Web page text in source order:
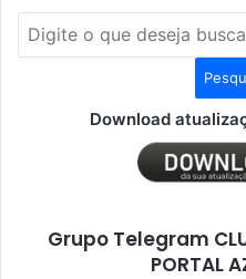
Download
Grupo Telegram
PORTAL